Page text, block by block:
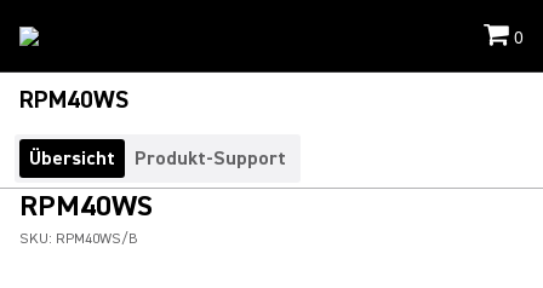
0
RPM40WS
Übersicht Produkt-Support
RPM40WS
SKU: RPM40WS/B